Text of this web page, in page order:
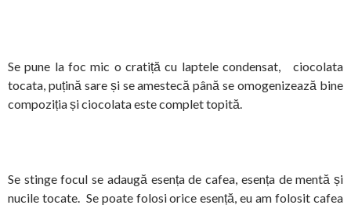
Se pune la foc mic o cratiță cu laptele condensat, ciocolata
tocata, puțină sare și se amestecă până se omogenizează bine
compoziția și ciocolata este complet topită.
Se stinge focul se adaugă esența de cafea, esența de mentă și
nucile tocate. Se poate folosi orice esență, eu am folosit cafea